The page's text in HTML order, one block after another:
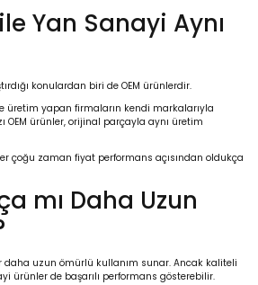
Yan Sanayi Aynı
konulardan biri de OEM ürünlerdir.
üretim yapan firmaların kendi markalarıyla
OEM ürünler, orijinal parçayla aynı üretim
çoğu zaman fiyat performans açısından oldukça
mı Daha Uzun
uzun ömürlü kullanım sunar. Ancak kaliteli
ürünler de başarılı performans gösterebilir.